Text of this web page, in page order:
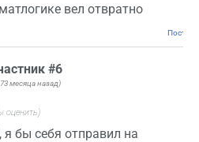
вел отвратно
#6
месяца назад)
оценить)
я бы себя отправил на